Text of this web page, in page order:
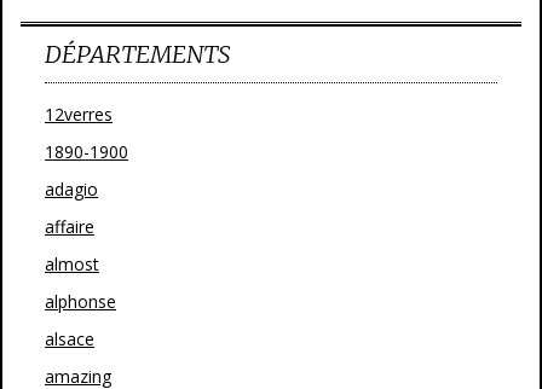
DÉPARTEMENTS
12verres
1890-1900
adagio
affaire
almost
alphonse
alsace
amazing